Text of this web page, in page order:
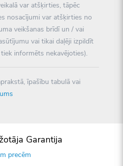
var atšķirties, tāpēc
nosacījumi var atšķirties no
veikšanas brīdī un / vai
vai tikai daļēji izpildīt
informēts nekavējoties).
īpašību tabulā vai
Garantija
precēm